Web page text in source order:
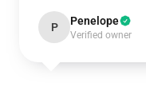
P Penelope
Verified owner